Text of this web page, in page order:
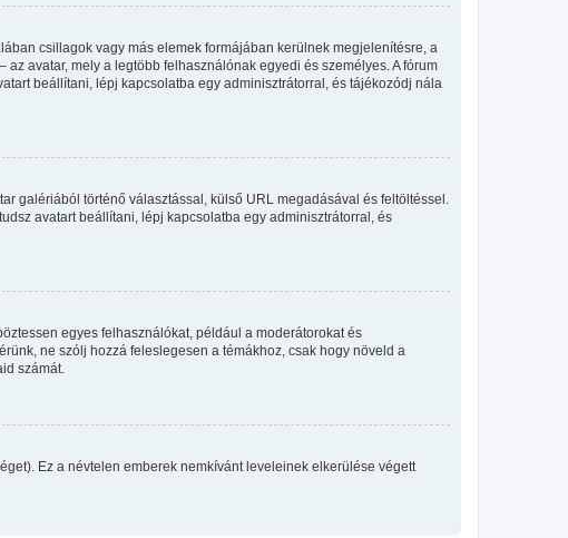
csillagok vagy más elemek formájában kerülnek megjelenítésre, a
avatar, mely a legtöbb felhasználónak egyedi és személyes. A fórum
beállítani, lépj kapcsolatba egy adminisztrátorral, és tájékozódj nála
galériából történő választással, külső URL megadásával és feltöltéssel.
avatart beállítani, lépj kapcsolatba egy adminisztrátorral, és
egyes felhasználókat, például a moderátorokat és
ne szólj hozzá feleslegesen a témákhoz, csak hogy növeld a
számát.
Ez a névtelen emberek nemkívánt leveleinek elkerülése végett